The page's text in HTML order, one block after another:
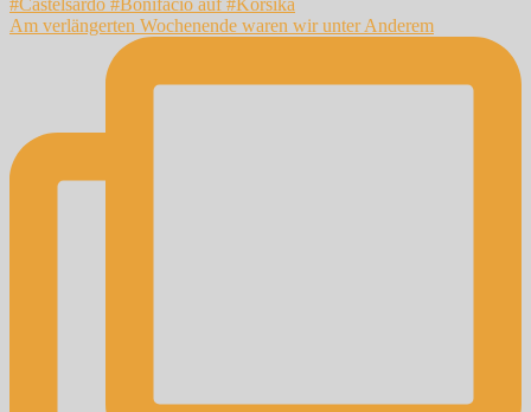
Am verlängerten Wochenende waren wir unter Anderem